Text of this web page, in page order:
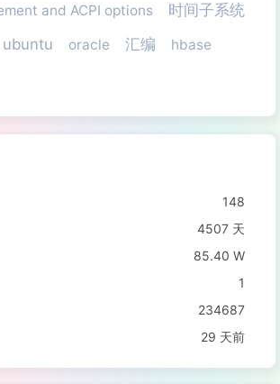
and ACPI options 时间子系统
ubuntu oracle 汇编 hbase
148
4507 天
85.40 W
1
234687
29 天前